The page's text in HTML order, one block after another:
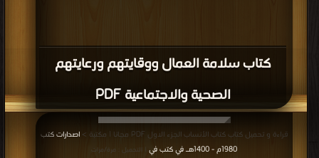
كتاب سلامة العمال ووقايتهم ورعايتهم
الصحية والاجتماعية PDF
قراءة و تحميل كتاب كتاب الأنساب الجزء الاول PDF مجانا | مكتبة >
اصدارات كتب
1980م - 1400هـ في كتب في
| التحميل : مرة/مرات